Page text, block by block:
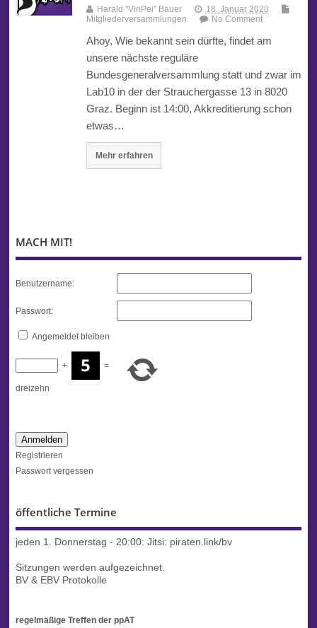
Harald "VinPei" Bauer
18. Januar 2020
Mitgliederversammlungen
No Comment
Ahoy, Wie bekannt sein dürfte, findet am
unsere nächste reguläre
Bundesgeneralversammlung statt und zwar im
Lab10 in der der Strauchergasse 13 in 8020
Graz. Beginn ist 14:00, Akkreditierung schon
etwas…
Mehr erfahren
MACH MIT!
Benutzername:
Passwort:
Angemeldet bleiben
+ =
dreizehn
Anmelden
Registrieren
Passwort vergessen
öffentliche Termine
jeden 1. Donnerstag - 20:00: Jitsi: piraten.link/bv
Sitzungen werden aufgezeichnet.
BV & EBV Protokolle
regelmäßige Treffen der ppAT